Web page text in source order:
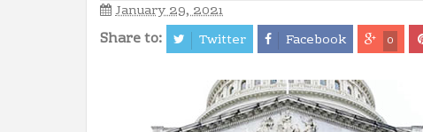
January 29, 2021
Share to: Twitter Facebook 0